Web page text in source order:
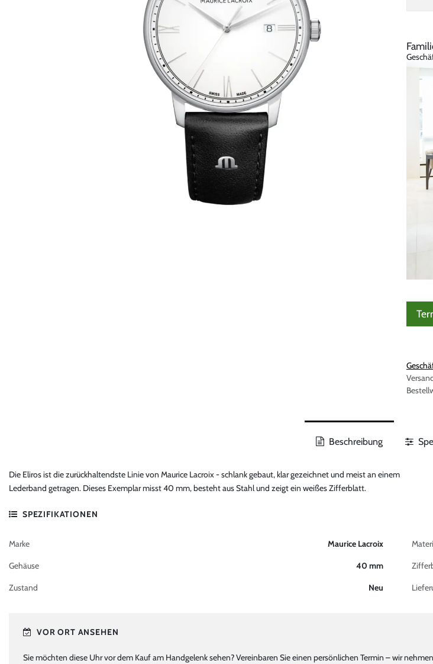
Beschreibung
Die Eliros ist die zurückhaltendste Linie von Maurice Lacroix - schlank gebaut, klar gezeichnet und meist an einem
Lederband getragen. Dieses Exemplar misst 40 mm, besteht aus Stahl und zeigt ein weißes Zifferblatt.
SPEZIFIKATIONEN
Marke Maurice Lacroix
Gehäuse 40 mm
Zustand Neu
VOR ORT ANSEHEN
Sie möchten diese Uhr vor dem Kauf am Handgelenk sehen? Vereinbaren Sie einen persönlichen Termin – wir